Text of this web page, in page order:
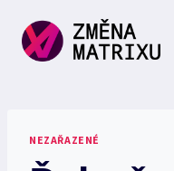
obsah
NEZAŘAZENÉ